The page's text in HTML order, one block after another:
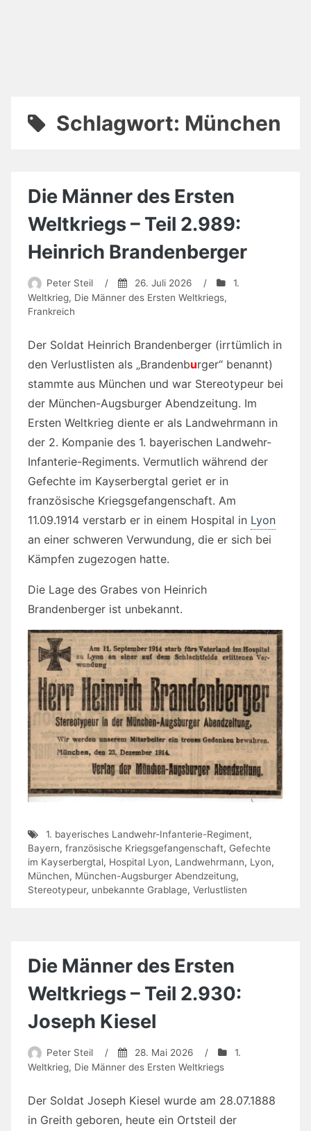
Schlagwort: München
Die Männer des Ersten
Weltkriegs – Teil 2.989:
Heinrich Brandenberger
Peter Steil / 26. Juli 2026 /
1.
Weltkrieg, Die Männer des Ersten Weltkriegs,
Frankreich
Der Soldat Heinrich Brandenberger (irrtümlich in
den Verlustlisten als „Brandenburger“ benannt)
stammte aus München und war Stereotypeur bei
der München-Augsburger Abendzeitung. Im
Ersten Weltkrieg diente er als Landwehrmann in
der 2. Kompanie des 1. bayerischen Landwehr-
Infanterie-Regiments. Vermutlich während der
Gefechte im Kayserbergtal geriet er in
französische Kriegsgefangenschaft. Am
11.09.1914 verstarb er in einem Hospital in Lyon
an einer schweren Verwundung, die er sich bei
Kämpfen zugezogen hatte.
Die Lage des Grabes von Heinrich
Brandenberger ist unbekannt.
1. bayerisches Landwehr-Infanterie-Regiment,
Bayern, französische Kriegsgefangenschaft, Gefechte
im Kayserbergtal, Hospital Lyon, Landwehrmann, Lyon,
München, München-Augsburger Abendzeitung,
Stereotypeur, unbekannte Grablage, Verlustlisten
Die Männer des Ersten
Weltkriegs – Teil 2.930:
Joseph Kiesel
Peter Steil / 28. Mai 2026 /
1.
Weltkrieg, Die Männer des Ersten Weltkriegs
Der Soldat Joseph Kiesel wurde am 28.07.1888
in Greith geboren, heute ein Ortsteil der